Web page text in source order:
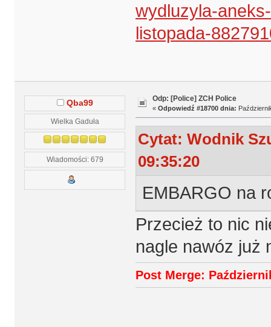
wydluzyla-
listopada-
Qba99
Wielka Gaduła
Wiadomości: 679
Odp: [Police] ZCH Police
« Odpowiedź #18700 dnia:
Cytat: Wodnik
09:35:20
EMBARGO na
Przecież to nic
nagle nawóz już
Post Merge: